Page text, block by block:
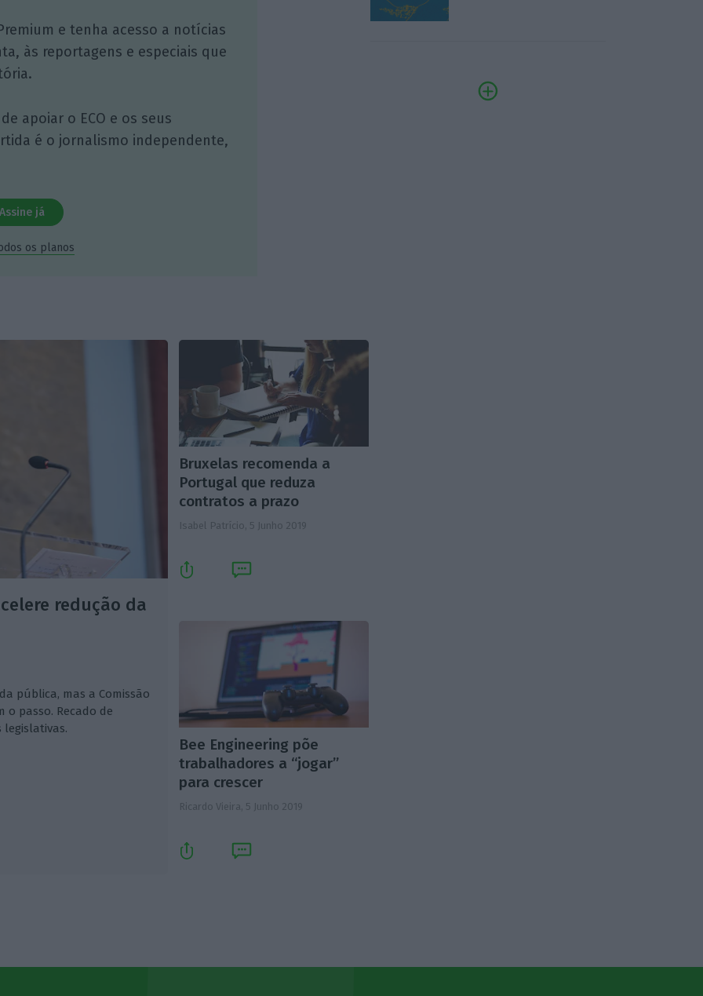
e tenha acesso a notícias
às reportagens e especiais que
apoiar o ECO e os seus
é o jornalismo independente,
Assine já
os planos
redução da
pública, mas a Comissão
o passo. Recado de
legislativas.
Bruxelas recomenda a
Portugal que reduza
contratos a prazo
Isabel Patrício, 5 Junho 2019
Bee Engineering põe
trabalhadores a “jogar”
para crescer
Ricardo Vieira, 5 Junho 2019